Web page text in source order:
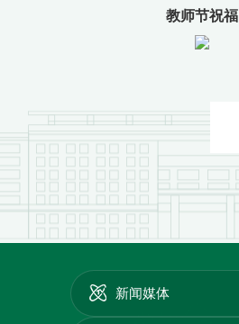
教师节祝福
新闻媒体